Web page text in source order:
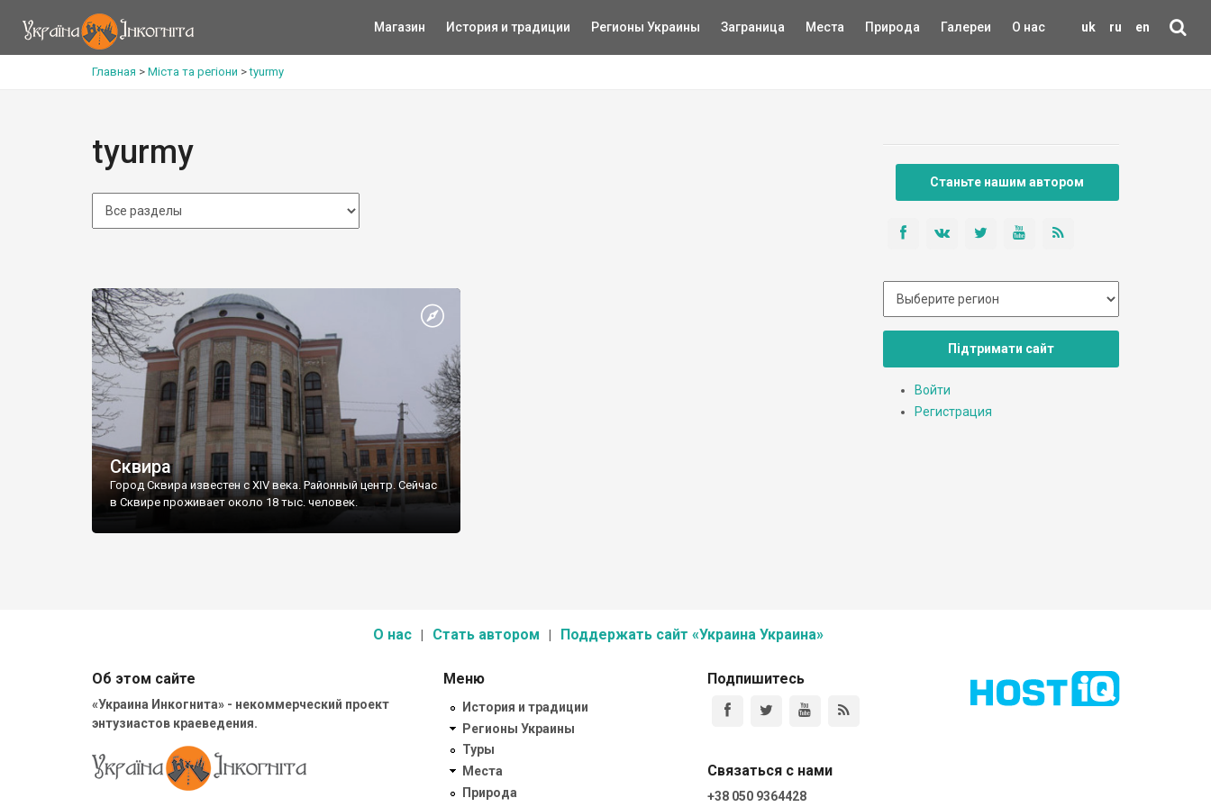
uk ru en
Магазин История и традиции Регионы Украины Заграница Места Природа Галереи О нас
Главная > Міста та регіони >tyurmy
tyurmy
Сквира
Город Сквира известен с XIV века. Районный центр. Сейчас
в Сквире проживает около 18 тыс. человек.
Станьте нашим автором
Підтримати сайт
Войти
Регистрация
О нас Стать автором Поддержать сайт «Украина Украина»
Об этом сайте
«Украина Инкогнита» - некоммерческий проект
энтузиастов краеведения.
Меню
История и традиции
Регионы Украины
Туры
Места
Природа
Подпишитесь
Связаться с нами
+38 050 9364428